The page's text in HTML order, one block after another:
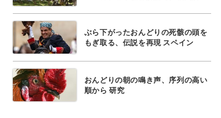
ぶら下がったおんどりの死骸の頭を
もぎ取る、伝説を再現 スペイン
おんどりの朝の鳴き声、序列の高い
順から 研究